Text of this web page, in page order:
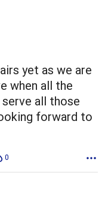
yet as we are
when all the
all those
forward to
0